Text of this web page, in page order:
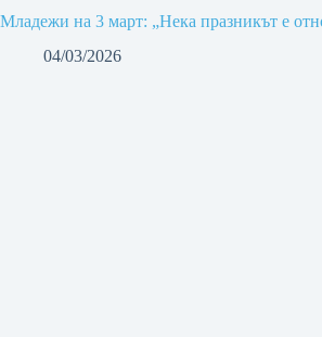
Младежи на 3 март: „Нека празникът е
04/03/2026